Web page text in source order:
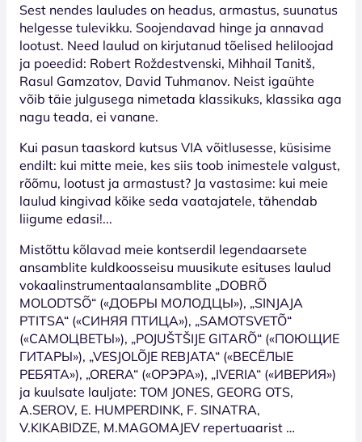
Sest nendes lauludes on headus, armastus, suunatus
helgesse tulevikku. Soojendavad hinge ja annavad
lootust. Need laulud on kirjutanud tõelised heliloojad
ja poeedid: Robert Roždestvenski, Mihhail Tanitš,
Rasul Gamzatov, David Tuhmanov. Neist igaühte
võib täie julgusega nimetada klassikuks, klassika aga
nagu teada, ei vanane.
Kui pasun taaskord kutsus VIA võitlusesse, küsisime
endilt: kui mitte meie, kes siis toob inimestele valgust,
rõõmu, lootust ja armastust? Ja vastasime: kui meie
laulud kingivad kõike seda vaatajatele, tähendab
liigume edasi!...
Mistõttu kõlavad meie kontserdil legendaarsete
ansamblite kuldkoosseisu muusikute esituses laulud
vokaalinstrumentaalansamblite „DOBRÕ
MOLODTSÕ“ («ДОБРЫ МОЛОДЦЫ»), „SINJAJA
PTITSA“ («СИНЯЯ ПТИЦА»), „SAMOTSVETÕ“
(«САМОЦВЕТЫ»), „POJUŠTŠIJE GITARÕ“ («ПОЮЩИЕ
ГИТАРЫ»), „VESJOLÕJE REBJATA“ («ВЕСЁЛЫЕ
РЕБЯТА»), „ORERA“ («ОРЭРА»), „IVERIA“ («ИВЕРИЯ»)
ja kuulsate lauljate: TOM JONES, GEORG OTS,
A.SEROV, E. HUMPERDINK, F. SINATRA,
V.KIKABIDZE, M.MAGOMAJEV repertuaarist …